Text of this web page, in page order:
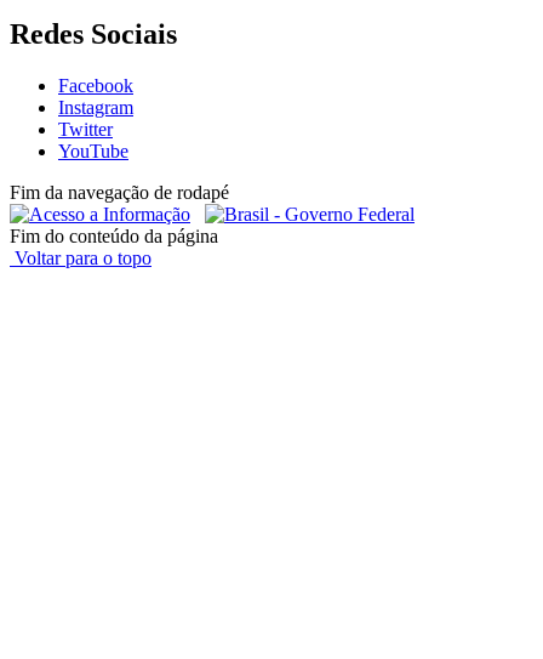
Redes Sociais
Facebook
Instagram
Twitter
YouTube
Fim da navegação de rodapé
Fim do conteúdo da página
Voltar para o topo